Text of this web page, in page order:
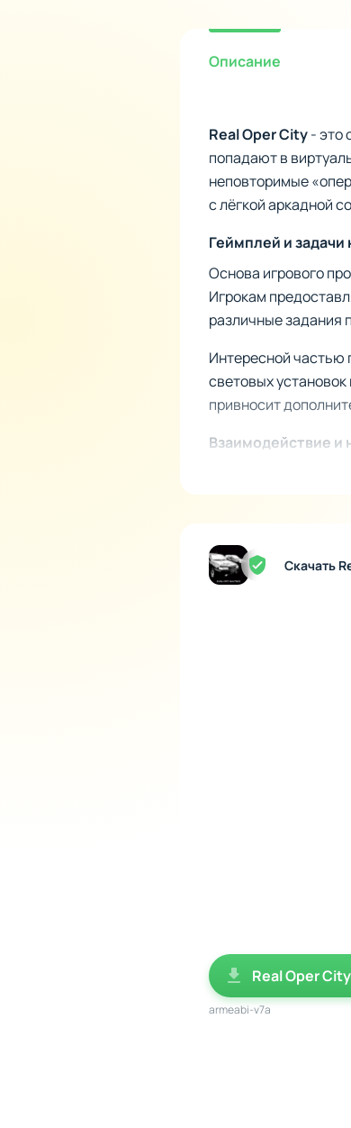
Описание
Real Oper City- это
попадают в
неповторимые
с лёгкой аркадной
Геймплей и задачи
Основа игрового
Игрокам
различные задания
Интересной частью
световых
привносит
Взаимодействие и
Real Oper City
сохранять и
Скачать
Real Oper
armeabi-v7a